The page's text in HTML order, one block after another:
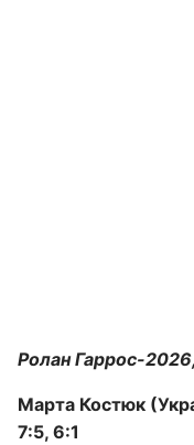
Ролан Гаррос-
Марта Костюк
7:5, 6:1